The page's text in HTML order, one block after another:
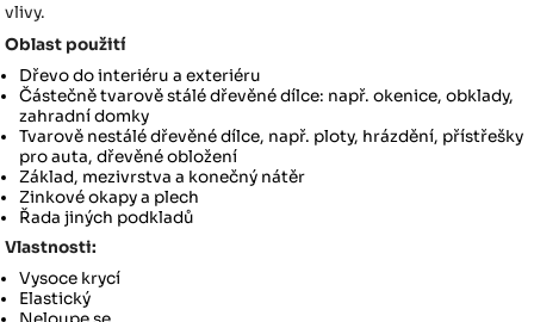
vlivy.
Oblast použití
Dřevo do interiéru a exteriéru
Částečně tvarově stálé dřevěné dílce: např. okenice, obklady,
zahradní domky
Tvarově nestálé dřevěné dílce, např. ploty, hrázdění, přístřešky
pro auta, dřevěné obložení
Základ, mezivrstva a konečný nátěr
Zinkové okapy a plech
Řada jiných podkladů
Vlastnosti:
Vysoce krycí
Elastický